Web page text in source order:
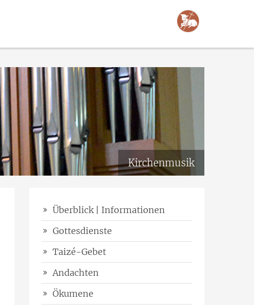
Kirchenmusik
Überblick | Informationen
Gottesdienste
Taizé-Gebet
Andachten
Ökumene